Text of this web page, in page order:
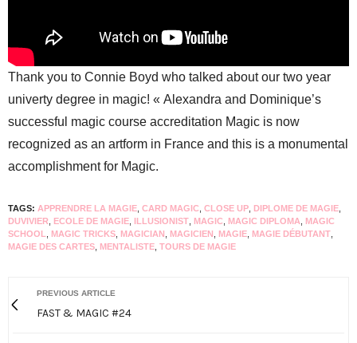
Thank you to Connie Boyd who talked about our two year
univerty degree in magic! « Alexandra and Dominique’s
successful magic course accreditation Magic is now
recognized as an artform in France and this is a monumental
accomplishment for Magic.
TAGS: APPRENDRE LA MAGIE CARD MAGIC CLOSE UP DIPLOME DE MAGIE
DUVIVIER ECOLE DE MAGIE ILLUSIONIST MAGIC MAGIC DIPLOMA
MAGIC
SCHOOL
MAGIC TRICKS MAGICIAN MAGICIEN MAGIE MAGIE DÉBUTANT
MAGIE DES CARTES MENTALISTE TOURS DE MAGIE
PREVIOUS ARTICLE
FAST & MAGIC #24